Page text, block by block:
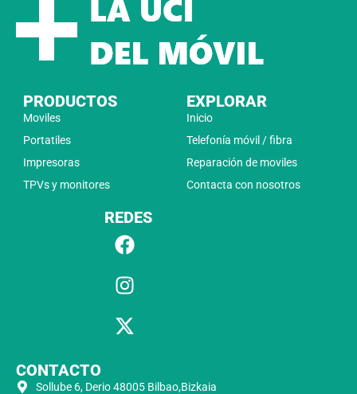
PRODUCTOS
Moviles
Portatiles
Impresoras
TPVs y monitores
EXPLORAR
Inicio
Telefonía móvil / fibra
Reparación de moviles
Contacta con nosotros
REDES
CONTACTO
Sollube 6, Derio 48005 Bilbao,Bizkaia